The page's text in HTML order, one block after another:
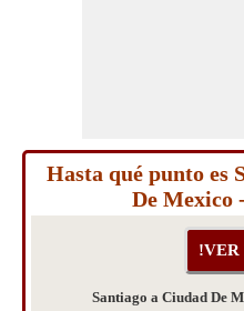
Hasta qué punto es
De Mexico
Santiago a Ciudad De